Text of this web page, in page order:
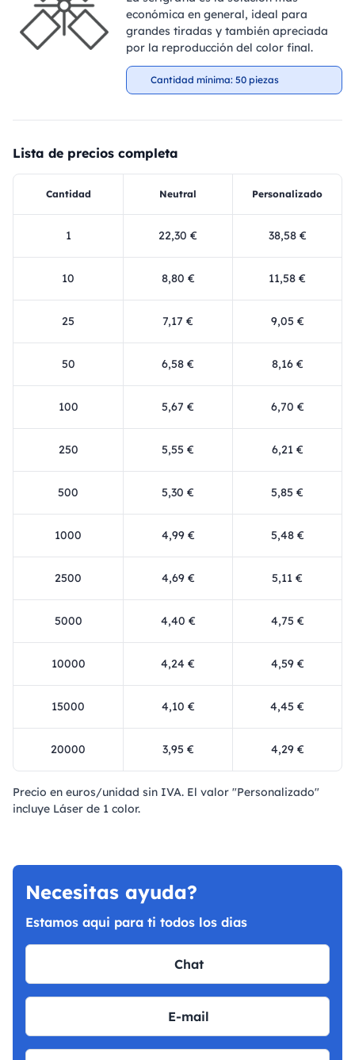
económica en general, ideal para
grandes tiradas y también apreciada
por la reproducción del color final.
Cantidad mínima: 50 piezas
Lista de precios completa
Cantidad Neutral Personalizado
1 22,30 € 38,58 €
10 8,80 € 11,58 €
25 7,17 € 9,05 €
50 6,58 € 8,16 €
100 5,67 € 6,70 €
250 5,55 € 6,21 €
500 5,30 € 5,85 €
1000 4,99 € 5,48 €
2500 4,69 € 5,11 €
5000 4,40 € 4,75 €
10000 4,24 € 4,59 €
15000 4,10 € 4,45 €
20000 3,95 € 4,29 €
Precio en euros/unidad sin IVA. El valor "Personalizado"
incluye Láser de 1 color.
Necesitas ayuda?
Estamos aqui para ti todos los dias
Chat
E-mail